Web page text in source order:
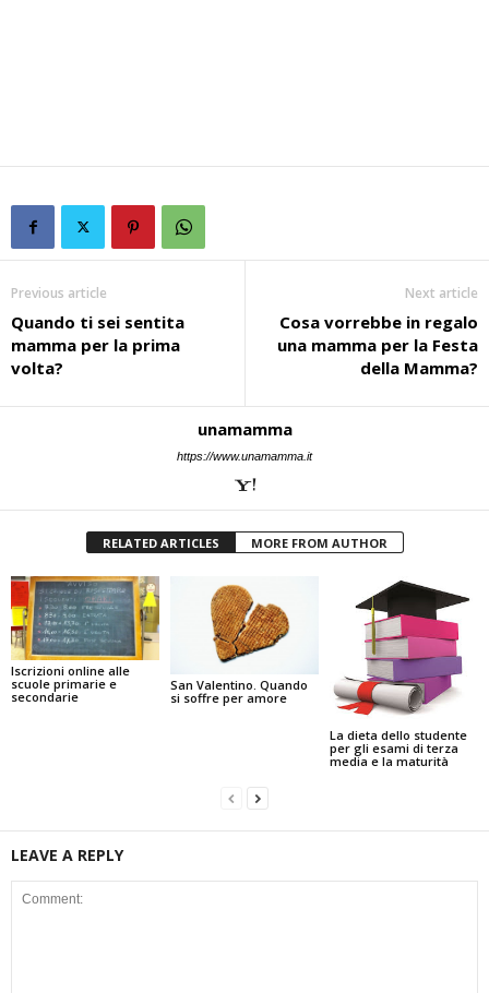
Previous article
Quando ti sei sentita
mamma per la prima
volta?
Next article
Cosa vorrebbe in regalo
una mamma per la Festa
della Mamma?
unamamma
https://www.unamamma.it
RELATED ARTICLES MORE FROM AUTHOR
Iscrizioni online alle
scuole primarie e
secondarie
San Valentino. Quando
si soffre per amore
La dieta dello studente
per gli esami di terza
media e la maturità
LEAVE A REPLY